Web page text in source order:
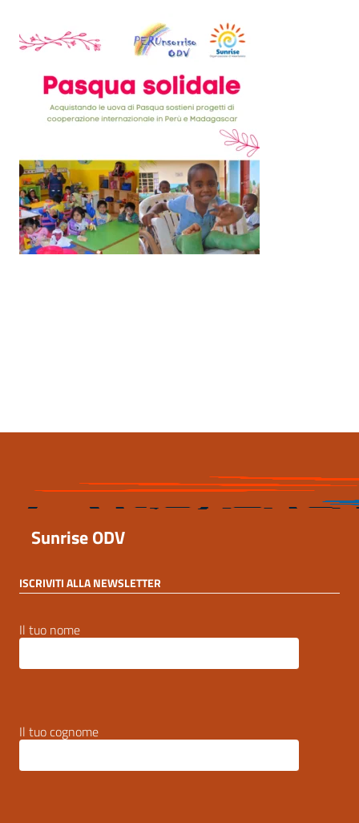
Sunrise ODV
ISCRIVITI ALLA NEWSLETTER
Il tuo nome
Il tuo cognome